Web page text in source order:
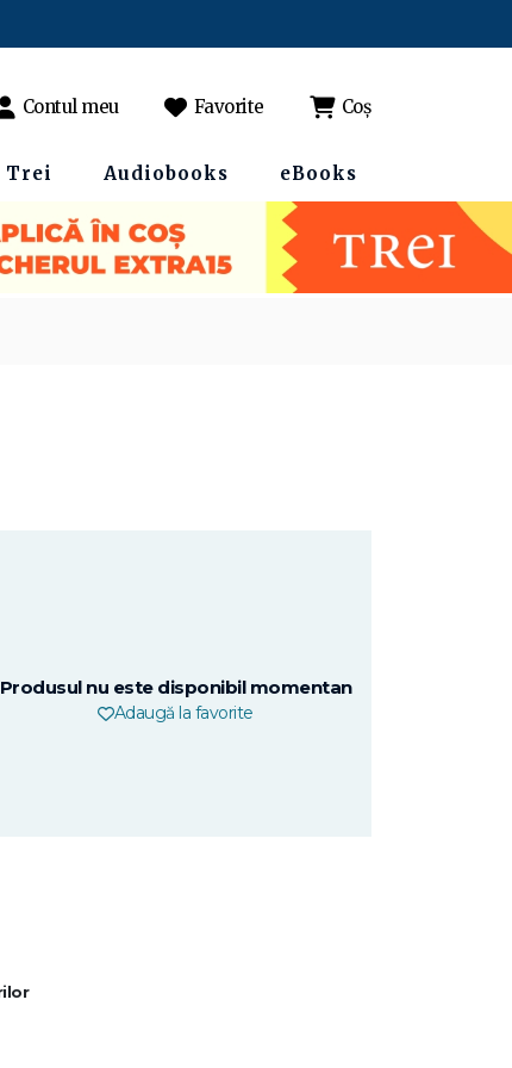
Contul meu Favorite Coș
Trei Audiobooks eBooks
Produsul nu este disponibil momentan
Adaugă la favorite